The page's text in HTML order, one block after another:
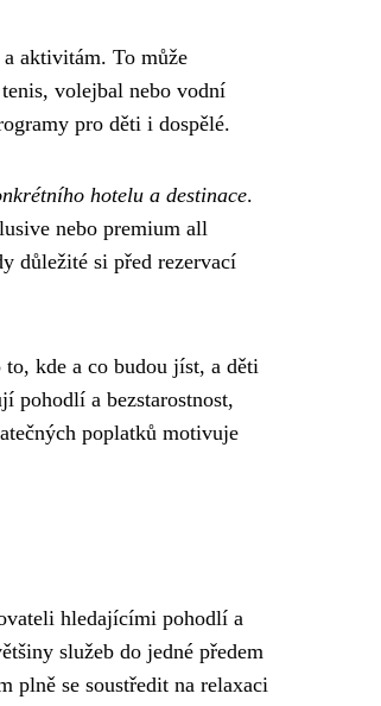
aktivitám. To může
volejbal nebo vodní
pro děti i dospělé.
hotelu a destinace.
nebo premium all
důležité si před rezervací
kde a co budou jíst, a děti
pohodlí a bezstarostnost,
poplatků motivuje
hledajícími pohodlí a
služeb do jedné předem
plně se soustředit na relaxaci